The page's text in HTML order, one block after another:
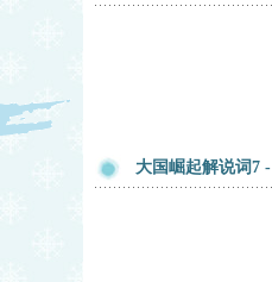
大国崛起解说词7